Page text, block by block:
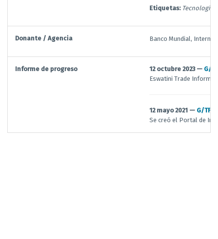
Etiquetas:
Donante / Agencia Banco Mundial,
Informe de progreso 12 octubre 2023 — G/
Eswatini Trade
12 mayo 2021 — G/
Se creó el Portal de